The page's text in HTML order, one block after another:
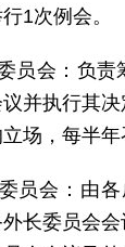
1次例会。
员会：负责
并执行其
场，每半年
员会：由
长委员会